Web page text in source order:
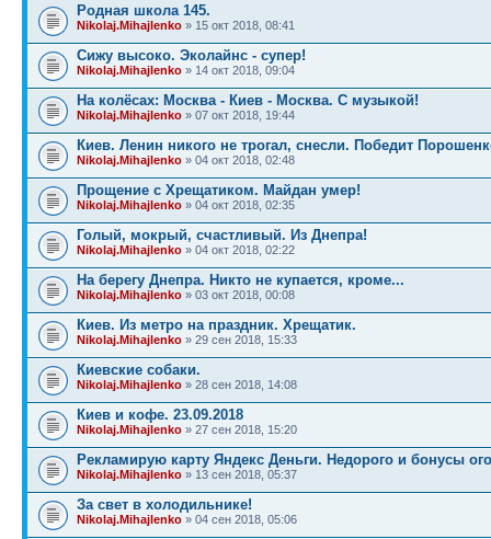
Родная школа 145.
Nikolaj.Mihajlenko » 15 окт 2018, 08:41
Сижу высоко. Эколайнс - супер!
Nikolaj.Mihajlenko » 14 окт 2018, 09:04
На колёсах: Москва - Киев - Москва. С музыкой!
Nikolaj.Mihajlenko » 07 окт 2018, 19:44
Киев. Ленин никого не трогал, снесли. Победит
Nikolaj.Mihajlenko » 04 окт 2018, 02:48
Прощение с Хрещатиком. Майдан умер!
Nikolaj.Mihajlenko » 04 окт 2018, 02:35
Голый, мокрый, счастливый. Из Днепра!
Nikolaj.Mihajlenko » 04 окт 2018, 02:22
На берегу Днепра. Никто не купается, кроме...
Nikolaj.Mihajlenko » 03 окт 2018, 00:08
Киев. Из метро на праздник. Хрещатик.
Nikolaj.Mihajlenko » 29 сен 2018, 15:33
Киевские собаки.
Nikolaj.Mihajlenko » 28 сен 2018, 14:08
Киев и кофе. 23.09.2018
Nikolaj.Mihajlenko » 27 сен 2018, 15:20
Рекламирую карту Яндекс Деньги. Недорого и бонусы
Nikolaj.Mihajlenko » 13 сен 2018, 05:37
За свет в холодильнике!
Nikolaj.Mihajlenko » 04 сен 2018, 05:06